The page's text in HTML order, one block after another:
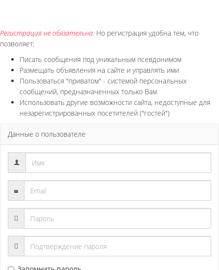
Регистрация не обязательна. Но регистрация удобна тем, что
позволяет:
Писать сообщения под уникальным псевдонимом
Размещать объявления на сайте и управлять ими
Пользоваться "приватом" - системой персональных
сообщений, предназначенных только Вам
Использовать другие возможности сайта, недоступные для
незарегистрированных посетителей ("гостей")
Данные о пользователе